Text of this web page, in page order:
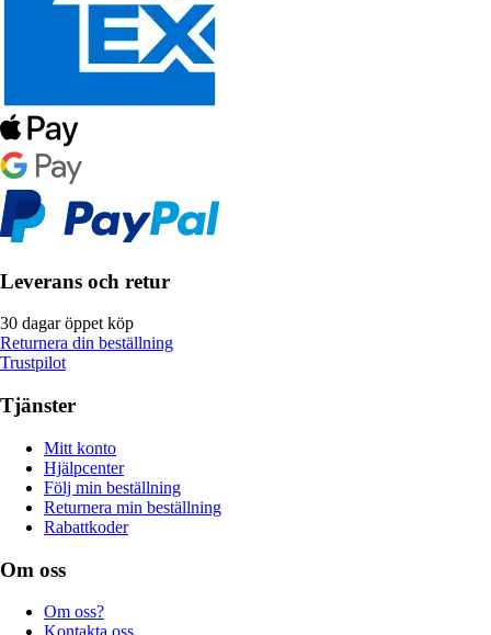
Leverans och retur
30 dagar öppet köp
Returnera din beställning
Trustpilot
Tjänster
Mitt konto
Hjälpcenter
Följ min beställning
Returnera min beställning
Rabattkoder
Om oss
Om oss?